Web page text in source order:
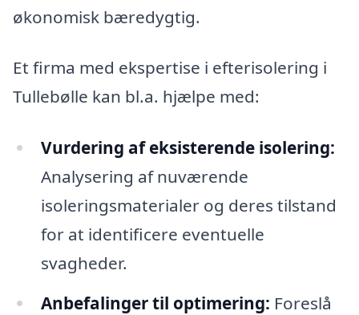
økonomisk bæredygtig.
Et firma med ekspertise i efterisolering i
Tullebølle kan bl.a. hjælpe med:
Vurdering af eksisterende isolering:
Analysering af nuværende
isoleringsmaterialer og deres tilstand
for at identificere eventuelle
svagheder.
Anbefalinger til optimering: Foreslå